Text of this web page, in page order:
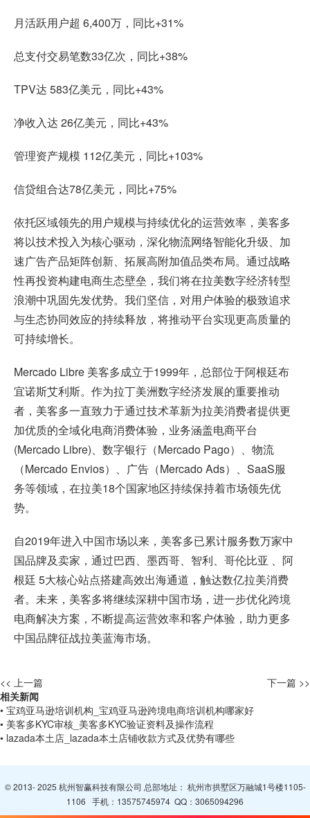
月活跃用户超 6,400万，同比+31%
总支付交易笔数33亿次，同比+38%
TPV达 583亿美元，同比+43%
净收入达 26亿美元，同比+43%
管理资产规模 112亿美元，同比+103%
信贷组合达78亿美元，同比+75%
依托区域领先的用户规模与持续优化的运营效率，美客多
将以技术投入为核心驱动，深化物流网络智能化升级、加
速广告产品矩阵创新、拓展高附加值品类布局。通过战略
性再投资构建电商生态壁垒，我们将在拉美数字经济转型
浪潮中巩固先发优势。我们坚信，对用户体验的极致追求
与生态协同效应的持续释放，将推动平台实现更高质量的
可持续增长。
Mercado Libre 美客多成立于1999年，总部位于阿根廷布
宜诺斯艾利斯。作为拉丁美洲数字经济发展的重要推动
者，美客多一直致力于通过技术革新为拉美消费者提供更
加优质的全域化电商消费体验，业务涵盖电商平台
(Mercado Libre)、数字银行（Mercado Pago）、物流
（Mercado Envios）、广告（Mercado Ads）、SaaS服
务等领域，在拉美18个国家地区持续保持着市场领先优
势。
自2019年进入中国市场以来，美客多已累计服务数万家中
国品牌及卖家，通过巴西、墨西哥、智利、哥伦比亚 、阿
根廷 5大核心站点搭建高效出海通道，触达数亿拉美消费
者。未来，美客多将继续深耕中国市场，进一步优化跨境
电商解决方案，不断提高运营效率和客户体验，助力更多
中国品牌征战拉美蓝海市场。
<< 上一篇
下一篇 >>
相关新闻
• 宝鸡亚马逊培训机构_宝鸡亚马逊跨境电商培训机构哪家好
• 美客多KYC审核_美客多KYC验证资料及操作流程
• lazada本土店_lazada本土店铺收款方式及优势有哪些
© 2013- 2025 杭州智赢科技有限公司 总部地址： 杭州市拱墅区万融城1号楼1105-
1106 手机： 13575745974 QQ： 3065094296